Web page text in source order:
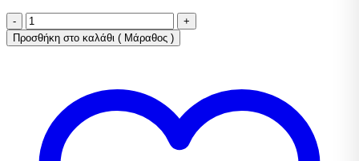
Μάραθος
ποσότητα
Προσθήκη στο καλάθι ( Μάραθος )